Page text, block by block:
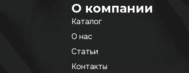
О компании
Каталог
О нас
Статьи
Контакты